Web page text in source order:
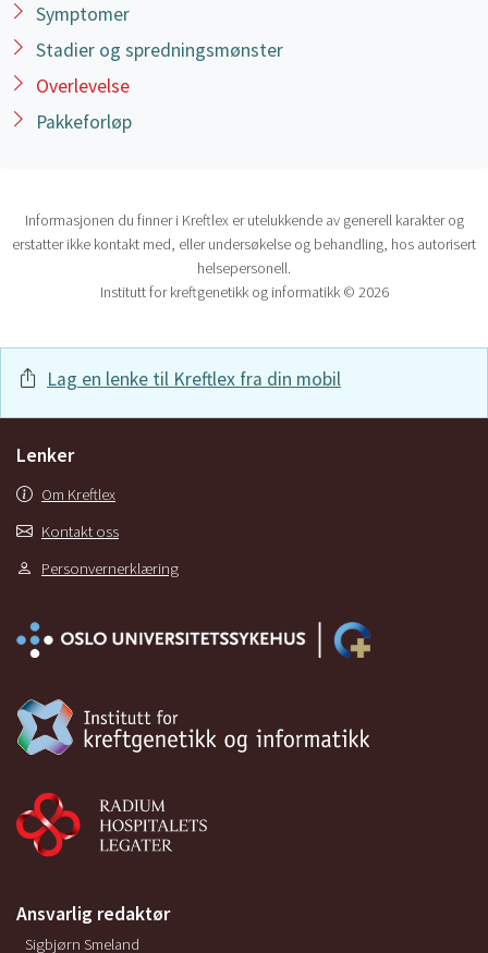
Symptomer
Stadier og spredningsmønster
Overlevelse
Pakkeforløp
Informasjonen du finner i Kreftlex er utelukkende av generell karakter og
erstatter ikke kontakt med, eller undersøkelse og behandling, hos autorisert
helsepersonell.
Institutt for kreftgenetikk og informatikk © 2026
Lag en lenke til Kreftlex fra din mobil
Lenker
Om Kreftlex
Kontakt oss
Personvernerklæring
Ansvarlig redaktør
Sigbjørn Smeland